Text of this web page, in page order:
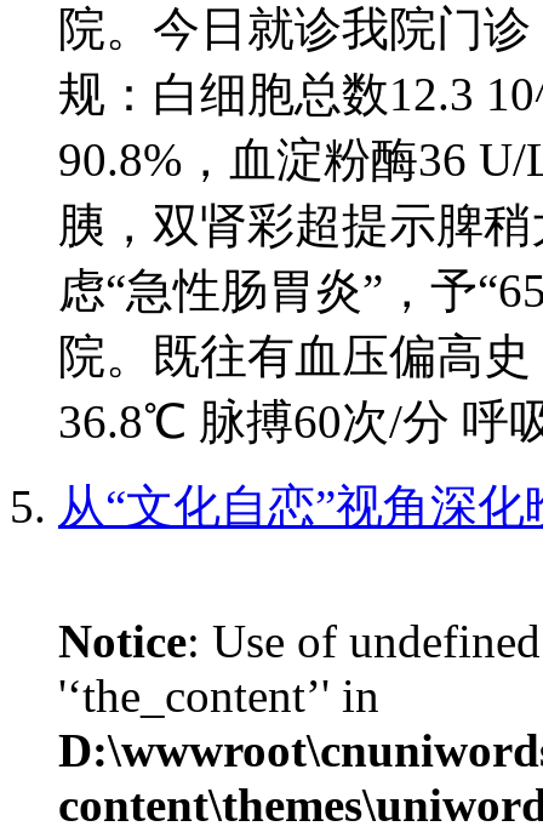
院。今日就诊我院门
规：白细胞总数12.3
90.8%，血淀粉酶36
胰，双肾彩超提示脾
虑“急性肠胃炎”，予
院。既往有血压偏高
36.8℃ 脉搏60次/分 呼
从“文化自恋”视角深
Notice: Use of
'‘the_content’' in